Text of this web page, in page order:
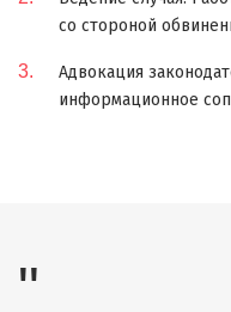
со стороной
Адвокация
информационное